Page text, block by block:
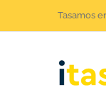
Tasamos